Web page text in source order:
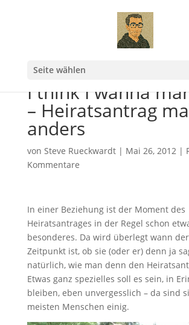
Seite wählen
I think I wanna
– Heiratsantrag
anders
von Steve Rueckwardt| Mai 26, 2012|
Kommentare
In einer Beziehung ist der Moment des
Heiratsantrages in der Regel schon
besonderes. Da wird überlegt wann
Zeitpunkt ist, ob sie (oder er) denn ja
natürlich, wie man denn den
Etwas ganz spezielles soll es sein, in
bleiben, eben unvergesslich – da sind
meisten Menschen einig.